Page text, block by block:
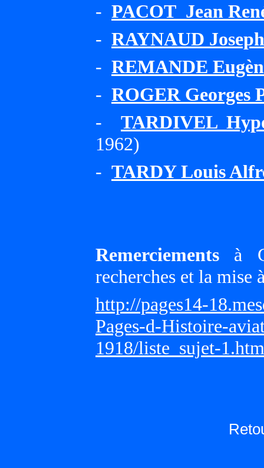
- PACOT Jean
- RAYNAUD
- REMANDE
- ROGER Georges
- TARDIVEL
1962)
- TARDY Louis
Remerciements à
recherches et la mise
http://pages14-
Pages-d-Histoire-
1918/liste_sujet-1.htm